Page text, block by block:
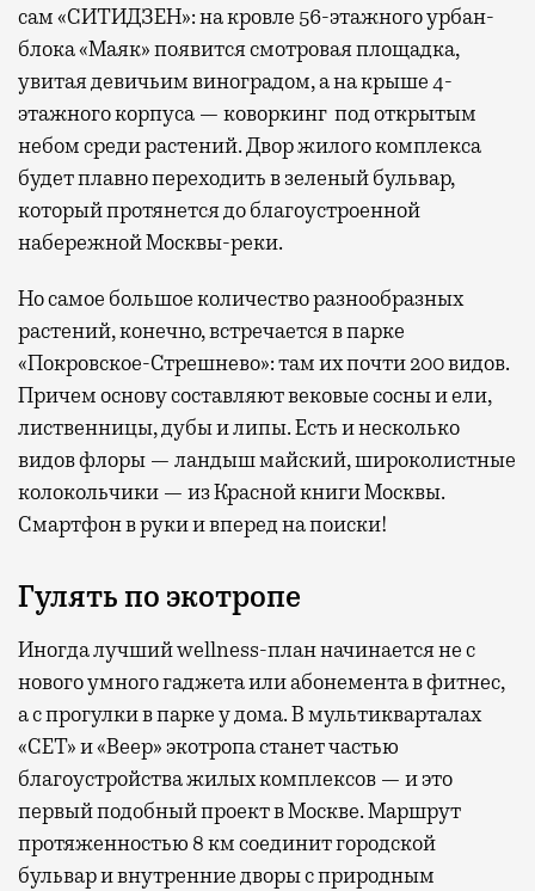
сам «СИТИДЗЕН»: на кровле 56-этажного урбан-
блока «Маяк» появится смотровая площадка,
увитая девичьим виноградом, а на крыше 4-
этажного корпуса — коворкинг под открытым
небом среди растений. Двор жилого комплекса
будет плавно переходить в зеленый бульвар,
который протянется до благоустроенной
набережной Москвы-реки.
Но самое большое количество разнообразных
растений, конечно, встречается в парке
«Покровское-Стрешнево»: там ихпочти 200 видов.
Причем основу составляют вековые сосны и ели,
лиственницы, дубы и липы. Есть и несколько
видов флоры — ландыш майский, широколистные
колокольчики — из Красной книги Москвы.
Смартфон в руки и вперед на поиски!
Гулять по экотропе
Иногда лучший wellness-план начинается не с
нового умного гаджета или абонемента в фитнес,
а с прогулки в парке у дома. В мультикварталах
«СЕТ» и «Веер» экотропа станет частью
благоустройства жилых комплексов — и это
первый подобный проект в Москве. Маршрут
протяженностью 8 км соединит городской
бульвар и внутренние дворы с природным